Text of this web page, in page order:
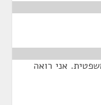
אני רואה